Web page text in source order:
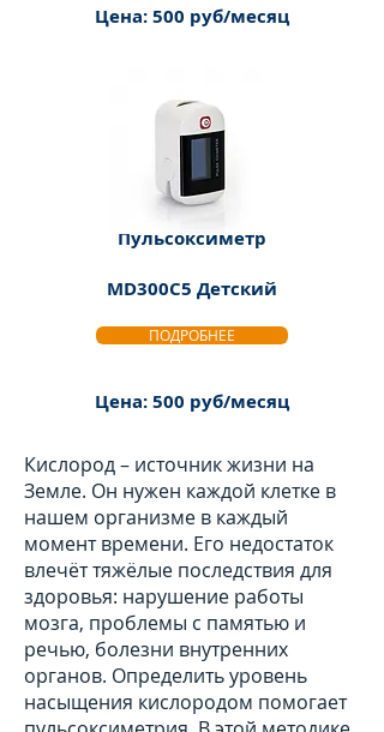
Цена: 500 руб/месяц
Пульсоксиметр
MD300C5 Детский
ПОДРОБНЕЕ
Цена: 500 руб/месяц
Кислород – источник жизни на
Земле. Он нужен каждой клетке в
нашем организме в каждый
момент времени. Его недостаток
влечёт тяжёлые последствия для
здоровья: нарушение работы
мозга, проблемы с памятью и
речью, болезни внутренних
органов. Определить уровень
насыщения кислородом помогает